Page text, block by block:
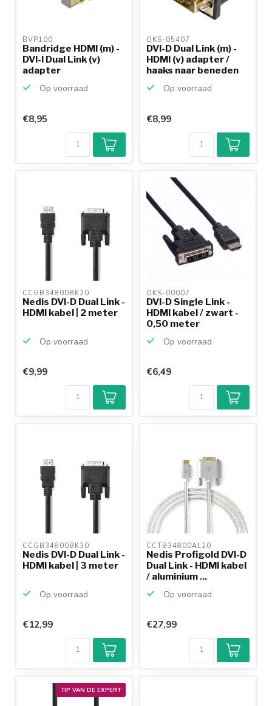
BVP100
Bandridge HDMI (m) -
DVI-I Dual Link (v)
adapter
Op voorraad
€8,95
OKS-05407
DVI-D Dual Link (m) -
HDMI (v) adapter /
haaks naar beneden
Op voorraad
€8,99
CCGB34800BK20
Nedis DVI-D Dual Link -
HDMI kabel | 2 meter
Op voorraad
€9,99
OKS-00007
DVI-D Single Link -
HDMI kabel / zwart -
0,50 meter
Op voorraad
9,2/10
Achteraf
betalen mogelijk
€6,49
CCGB34800BK30
Nedis DVI-D Dual Link -
HDMI kabel | 3 meter
Op voorraad
€12,99
CCTB34800AL20
Nedis Profigold DVI-D
Dual Link - HDMI kabel
/ aluminium ...
Op voorraad
€27,99
TIP VAN DE EXPERT